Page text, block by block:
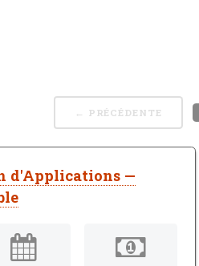
← PRÉCÉDENTE
d'Applications —